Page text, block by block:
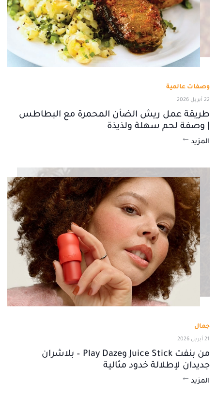
وصفات عالمية
22 أبريل 2026
طريقة عمل ريش الضأن المحمرة مع البطاطس
| وصفة لحم سهلة ولذيذة
المزيد
جمال
21 أبريل 2026
من بنفت Juice Stick وPlay Daze – بلاشران
جديدان لإطلالة خدود مثالية
المزيد